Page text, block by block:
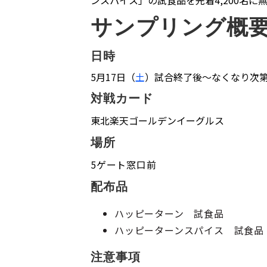
サンプリング概
日時
5月17日（土）試合終了後～なくなり次
対戦カード
東北楽天ゴールデンイーグルス
場所
5ゲート窓口前
配布品
ハッピーターン 試食品
ハッピーターンスパイス 試食品
注意事項